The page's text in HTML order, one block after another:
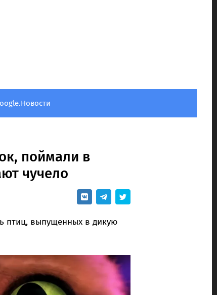
поймали в
чучело
птиц, выпущенных в дикую